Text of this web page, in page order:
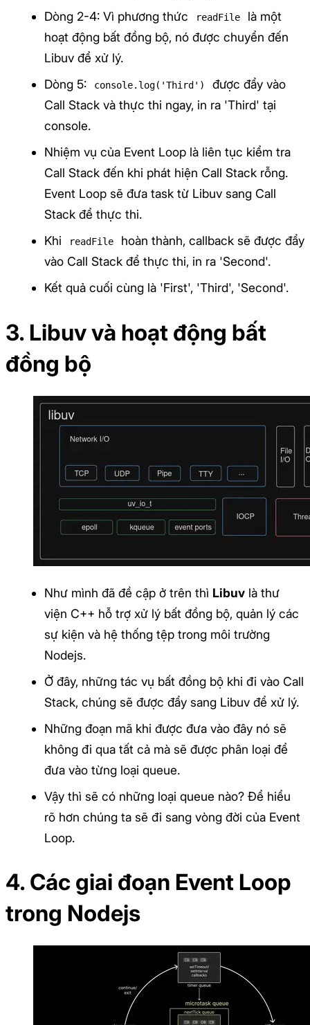
Dòng 2-4: Vì phương thức
readFile
là một
hoạt động bất đồng bộ, nó được chuyển đến
Libuv để xử lý.
Dòng 5:
console.log('Third')
được đẩy vào
Call Stack và thực thi ngay, in ra 'Third' tại
console.
Nhiệm vụ của Event Loop là liên tục kiểm tra
Call Stack đến khi phát hiện Call Stack rỗng.
Event Loop sẽ đưa task từ Libuv sang Call
Stack để thực thi.
Khi
readFile
hoàn thành, callback sẽ được đẩy
vào Call Stack để thực thi, in ra 'Second'.
Kết quả cuối cùng là 'First', 'Third', 'Second'.
3. Libuv và hoạt động bất
đồng bộ
Như mình đã đề cập ở trên thì Libuv là thư
viện C++ hỗ trợ xử lý bất đồng bộ, quản lý các
sự kiện và hệ thống tệp trong môi trường
Nodejs.
Ở đây, những tác vụ bất đồng bộ khi đi vào Call
Stack, chúng sẽ được đẩy sang Libuv để xử lý.
Những đoạn mã khi được đưa vào đây nó sẽ
không đi qua tất cả mà sẽ được phân loại để
đưa vào từng loại queue.
Vậy thì sẽ có những loại queue nào? Để hiểu
rõ hơn chúng ta sẽ đi sang vòng đời của Event
Loop.
4. Các giai đoạn Event Loop
trong Nodejs